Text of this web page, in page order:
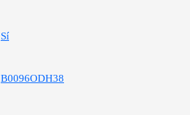
Sí
B0096ODH38